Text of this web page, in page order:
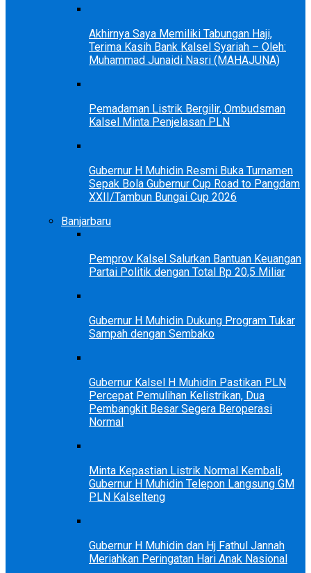
Akhirnya Saya Memiliki Tabungan Haji,
Terima Kasih Bank Kalsel Syariah – Oleh:
Muhammad Junaidi Nasri (MAHAJUNA)
Pemadaman Listrik Bergilir, Ombudsman
Kalsel Minta Penjelasan PLN
Gubernur H Muhidin Resmi Buka Turnamen
Sepak Bola Gubernur Cup Road to Pangdam
XXII/Tambun Bungai Cup 2026
Banjarbaru
Pemprov Kalsel Salurkan Bantuan Keuangan
Partai Politik dengan Total Rp 20,5 Miliar
Gubernur H Muhidin Dukung Program Tukar
Sampah dengan Sembako
Gubernur Kalsel H Muhidin Pastikan PLN
Percepat Pemulihan Kelistrikan, Dua
Pembangkit Besar Segera Beroperasi
Normal
Minta Kepastian Listrik Normal Kembali,
Gubernur H Muhidin Telepon Langsung GM
PLN Kalselteng
Gubernur H Muhidin dan Hj Fathul Jannah
Meriahkan Peringatan Hari Anak Nasional